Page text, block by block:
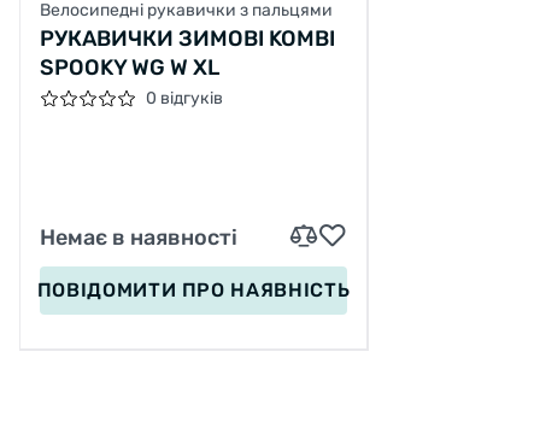
Велосипедні рукавички з пальцями
РУКАВИЧКИ ЗИМОВІ KOMBI
SPOOKY WG W XL
0 відгуків
Немає в наявності
ПОВІДОМИТИ ПРО НАЯВНІСТЬ